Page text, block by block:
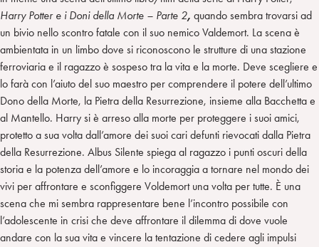
Harry Potter e i Doni della Morte – Parte 2, quando sembra trovarsi ad
un bivio nello scontro fatale con il suo nemico Valdemort. La scena è
ambientata in un limbo dove si riconoscono le strutture di una stazione
ferroviaria e il ragazzo è sospeso tra la vita e la morte. Deve scegliere e
lo farà con l’aiuto del suo maestro per comprendere il potere dell’ultimo
Dono della Morte, la Pietra della Resurrezione, insieme alla Bacchetta e
al Mantello. Harry si è arreso alla morte per proteggere i suoi amici,
protetto a sua volta dall’amore dei suoi cari defunti rievocati dalla Pietra
della Resurrezione. Albus Silente spiega al ragazzo i punti oscuri della
storia e la potenza dell’amore e lo incoraggia a tornare nel mondo dei
vivi per affrontare e sconfiggere Voldemort una volta per tutte. È una
scena che mi sembra rappresentare bene l’incontro possibile con
l’adolescente in crisi che deve affrontare il dilemma di dove vuole
andare con la sua vita e vincere la tentazione di cedere agli impulsi